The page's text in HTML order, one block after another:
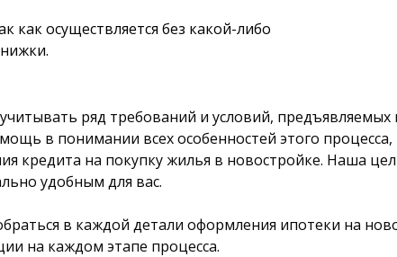
как осуществляется без какой-либо
ряд требований и условий,
в понимании всех особенностей этого
кредита на покупку жилья в новостройке. Наша
удобным для вас.
в каждой детали оформления ипотеки на
на каждом этапе процесса.